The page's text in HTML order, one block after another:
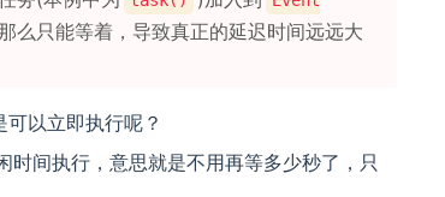
么只能等着，导致真正的延迟时间远远大
以立即执行呢？
间执行，意思就是不用再等多少秒了，只